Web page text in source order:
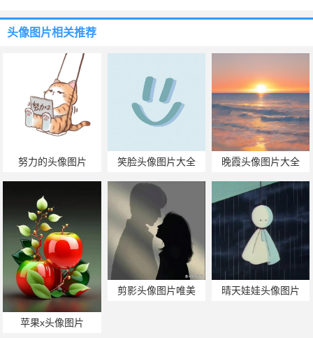
头像图片相关推荐
努力的头像图片 笑脸头像图片大全 晚霞头像图片大全
苹果x头像图片
剪影头像图片唯美 晴天娃娃头像图片